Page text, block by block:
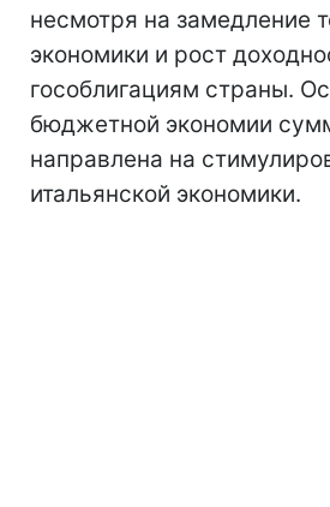
несмотря на замедление
экономики и рост
гособлигациям страны.
бюджетной экономии
направлена на
итальянской экономики.